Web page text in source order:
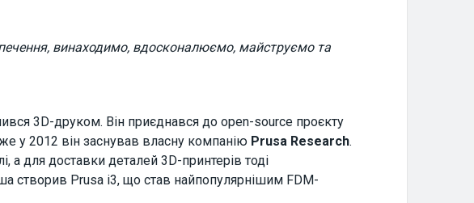
винаходимо, вдосконалюємо, майструємо та
3D-друком. Він приєднався до open-source проєкту
у 2012 він заснував власну компанію Prusa Research.
а для доставки деталей 3D-принтерів тоді
створив Prusa i3, що став найпопулярнішим FDM-